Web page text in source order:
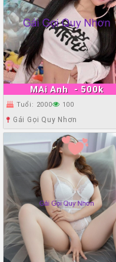
MAi Anh - 500k
Tuổi: 2000 100
Gái Gọi Quy Nhơn